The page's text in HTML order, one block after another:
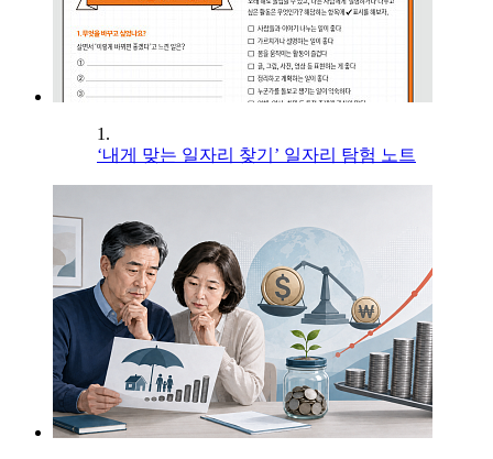
1.
‘내게 맞는 일자리 찾기’ 일자리 탐험 노트